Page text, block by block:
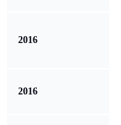
2016
2016